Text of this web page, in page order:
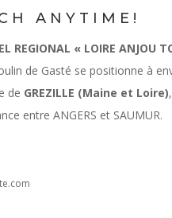
ANYTIME!
REGIONAL « LOIRE ANJOU
de Gasté se positionne à
de GREZILLE (Maine et Loire)
entre ANGERS et SAUMUR.